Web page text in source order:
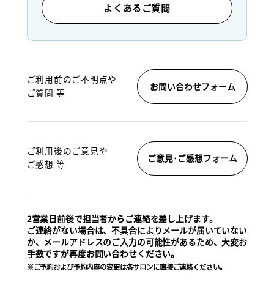
よくあるご質問
ご利用前のご不明点や
ご質問 等
お問い合わせフォーム
ご利用後のご意見や
ご感想 等
ご意見･ご感想フォーム
2営業日前後で担当者からご連絡を差し上げます。
ご連絡がない場合は、不具合によりメールが届いていない
か、メールアドレスのご入力の可能性があるため、大変お
手数ですが再度お問い合わせください。
※ご予約および予約内容の変更は各サロンに直接ご連絡ください。